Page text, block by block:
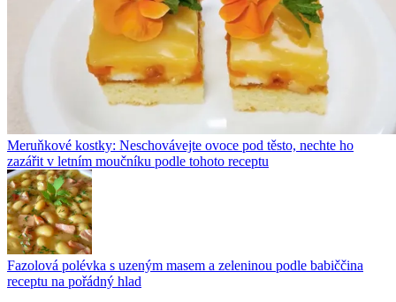
Meruňkové kostky: Neschovávejte ovoce pod těsto, nechte ho
zazářit v letním moučníku podle tohoto receptu
Fazolová polévka s uzeným masem a zeleninou podle babiččina
receptu na pořádný hlad